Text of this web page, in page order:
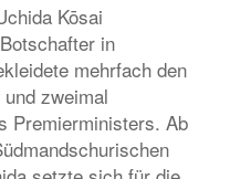
Kōsai
in
mehrfach den
zweimal
Premierministers. Ab